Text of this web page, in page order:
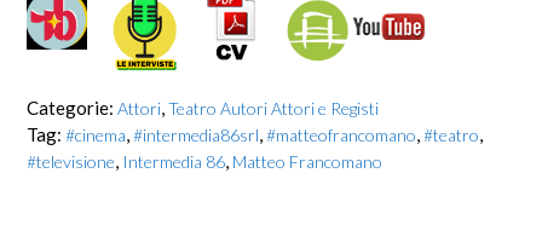
Categorie: Attori Teatro Autori Attori e Registi
Tag: #cinema #intermedia86srl #matteofrancomano #teatro
#televisione Intermedia 86 Matteo Francomano